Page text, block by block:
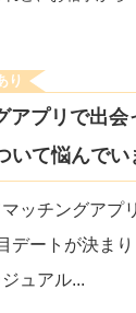
り
アプリで出
いて悩んでい
ッチングアプ
デートが決ま
ジュアル...